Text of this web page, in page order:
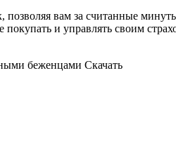
вам за считанные
и управлять своим
беженцами Скачать